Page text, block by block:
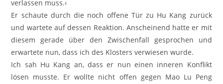
verlassen muss.‹
Er schaute durch die noch offene Tür zu Hu Kang zurück
und wartete auf dessen Reaktion. Anscheinend hatte er mit
diesem gerade über den Zwischenfall gesprochen und
erwartete nun, dass ich des Klosters verwiesen wurde.
Ich sah Hu Kang an, dass er nun einen inneren Konflikt
lösen musste. Er wollte nicht offen gegen Mao Lu Peng